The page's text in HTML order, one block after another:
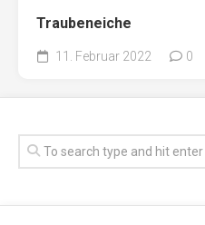
Traubeneiche
11. Februar 2022 0